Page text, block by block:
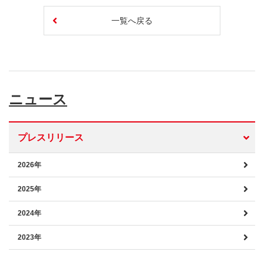
一覧へ戻る
ニュース
プレスリリース
2026年
2025年
2024年
2023年